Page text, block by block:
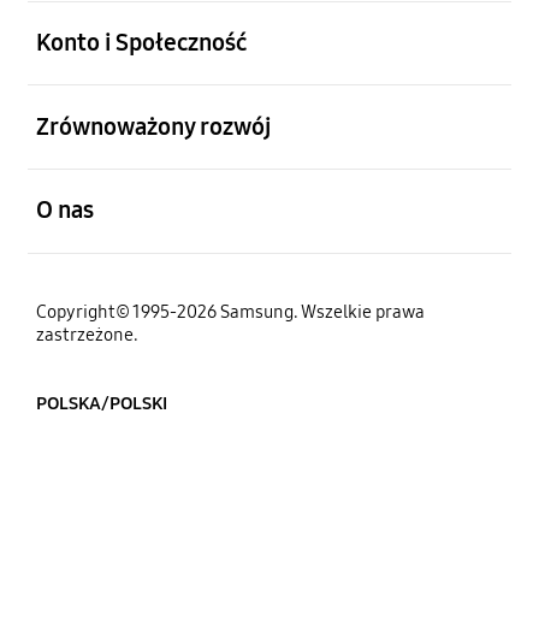
Konto i Społeczność
Zrównoważony rozwój
O nas
Copyright© 1995-2026 Samsung. Wszelkie prawa
zastrzeżone.
POLSKA/POLSKI